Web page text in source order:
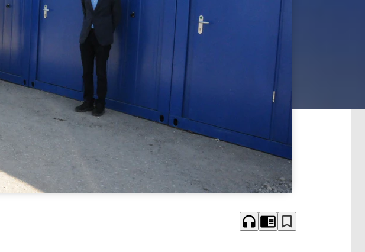
headphones chrome_reader_mode bookmark_border